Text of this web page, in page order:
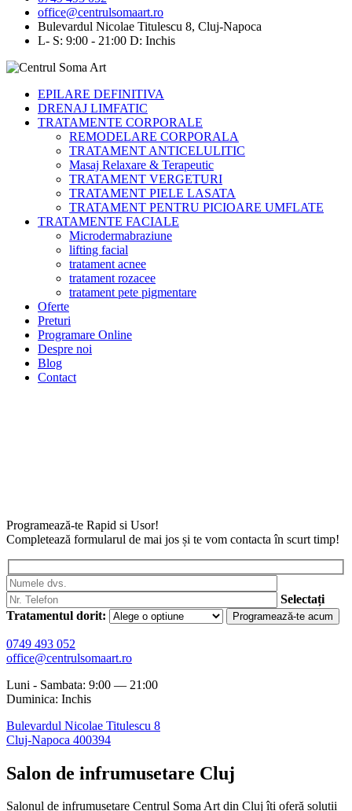
office@centrulsomaart.ro
Bulevardul Nicolae Titulescu 8, Cluj-Napoca
L- S: 9:00 - 21:00 D: Inchis
EPILARE DEFINITIVA
DRENAJ LIMFATIC
TRATAMENTE CORPORALE
REMODELARE CORPORALA
TRATAMENT ANTICELULITIC
Masaj Relaxare & Terapeutic
TRATAMENT VERGETURI
TRATAMENT PIELE LASATA
TRATAMENT PENTRU PICIOARE UMFLATE
TRATAMENTE FACIALE
Microdermabraziune
lifting facial
tratament acnee
tratament rozacee
tratament pete pigmentare
Oferte
Preturi
Programare Online
Despre noi
Blog
Contact
Programează-te Rapid si Usor!
Completează formularul de mai jos și te vom contacta în scurt timp!
Selectați
Tratamentul dorit:
0749 493 052
office@centrulsomaart.ro
Luni - Sambata: 9:00 — 21:00
Duminica: Inchis
Bulevardul Nicolae Titulescu 8
Cluj-Napoca 400394
Salon de infrumusetare Cluj
Salonul de infrumusetare Centrul Soma Art din Cluj îți oferă soluții